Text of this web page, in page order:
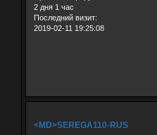
2 дня 1 час
Последний визит:
2019-02-11 19:25:08
<MD>SEREGA110-RUS